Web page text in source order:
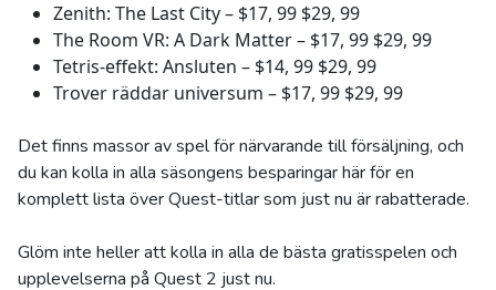
Zenith: The Last City – $17, 99 $29, 99
The Room VR: A Dark Matter – $17, 99 $29, 99
Tetris-effekt: Ansluten – $14, 99 $29, 99
Trover räddar universum – $17, 99 $29, 99
Det finns massor av spel för närvarande till försäljning, och
du kan kolla in alla säsongens besparingar här för en
komplett lista över Quest-titlar som just nu är rabatterade.
Glöm inte heller att kolla in alla de bästa gratisspelen och
upplevelserna på Quest 2 just nu.